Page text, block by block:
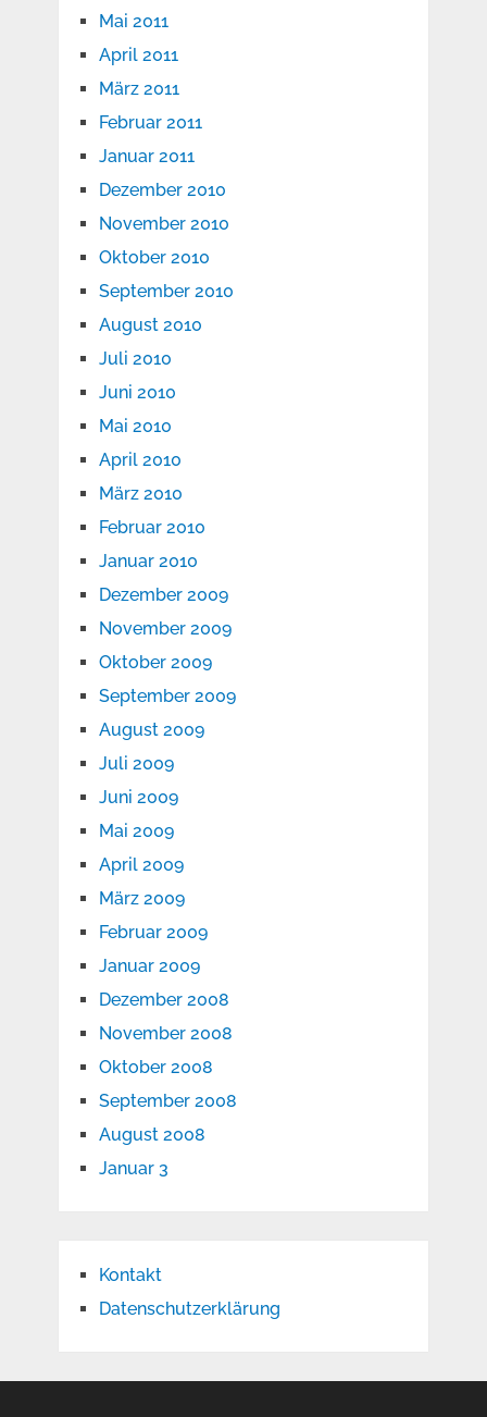
Mai 2011
April 2011
März 2011
Februar 2011
Januar 2011
Dezember 2010
November 2010
Oktober 2010
September 2010
August 2010
Juli 2010
Juni 2010
Mai 2010
April 2010
März 2010
Februar 2010
Januar 2010
Dezember 2009
November 2009
Oktober 2009
September 2009
August 2009
Juli 2009
Juni 2009
Mai 2009
April 2009
März 2009
Februar 2009
Januar 2009
Dezember 2008
November 2008
Oktober 2008
September 2008
August 2008
Januar 3
Kontakt
Datenschutzerklärung